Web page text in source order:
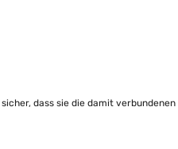
dass sie die damit